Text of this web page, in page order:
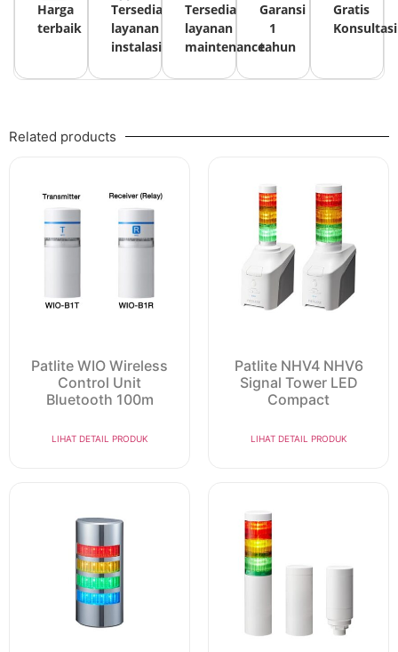
Harga
terbaik
Tersedia
layanan
instalasi
Tersedia
layanan
maintenance
Garansi
1
tahun
Gratis
Konsultasi
Related products
Patlite WIO Wireless
Control Unit
Bluetooth 100m
LIHAT DETAIL PRODUK
Patlite NHV4 NHV6
Signal Tower LED
Compact
LIHAT DETAIL PRODUK